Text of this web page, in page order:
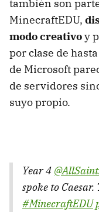
también son
MinecraftEDU,
modo creativoy
por clase de
de Microsoft
de servidores
suyo propio.
Year 4
spoke to Caesar.
#MinecraftEDU